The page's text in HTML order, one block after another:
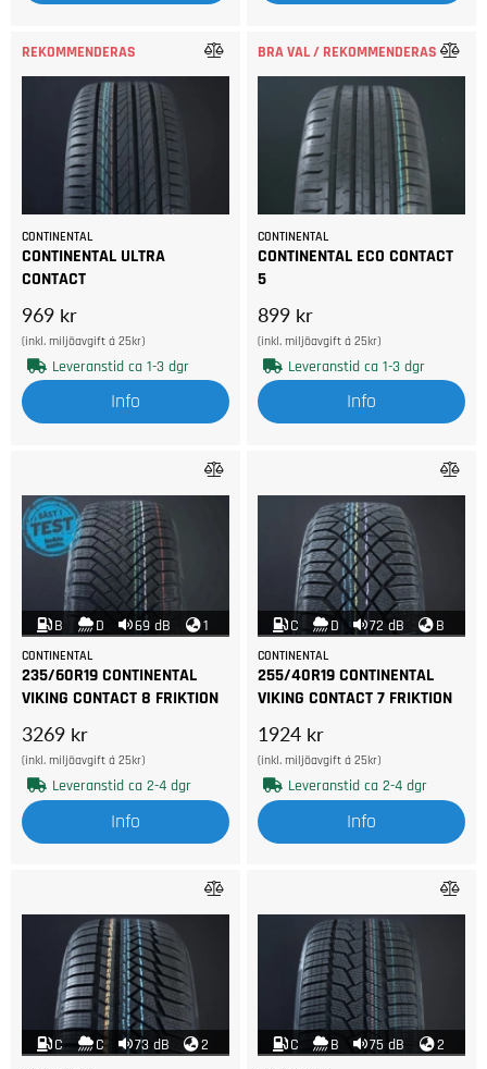
REKOMMENDERAS
CONTINENTAL
CONTINENTAL ULTRA
CONTACT
969 kr
(inkl. miljöavgift á 25kr)
Leveranstid ca 1-3 dgr
Info
BRA VAL / REKOMMENDERAS
CONTINENTAL
CONTINENTAL ECO CONTACT
5
899 kr
(inkl. miljöavgift á 25kr)
Leveranstid ca 1-3 dgr
Info
B D 69 dB 1
CONTINENTAL
235/60R19 CONTINENTAL
VIKING CONTACT 8 FRIKTION
3269 kr
(inkl. miljöavgift á 25kr)
Leveranstid ca 2-4 dgr
Info
C D 72 dB B
CONTINENTAL
255/40R19 CONTINENTAL
VIKING CONTACT 7 FRIKTION
1924 kr
(inkl. miljöavgift á 25kr)
Leveranstid ca 2-4 dgr
Info
C C 73 dB 2 C B 75 dB 2